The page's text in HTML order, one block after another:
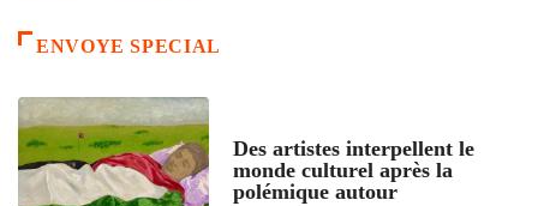
ENVOYE SPECIAL
Des artistes interpellent le
monde culturel après la
polémique autour